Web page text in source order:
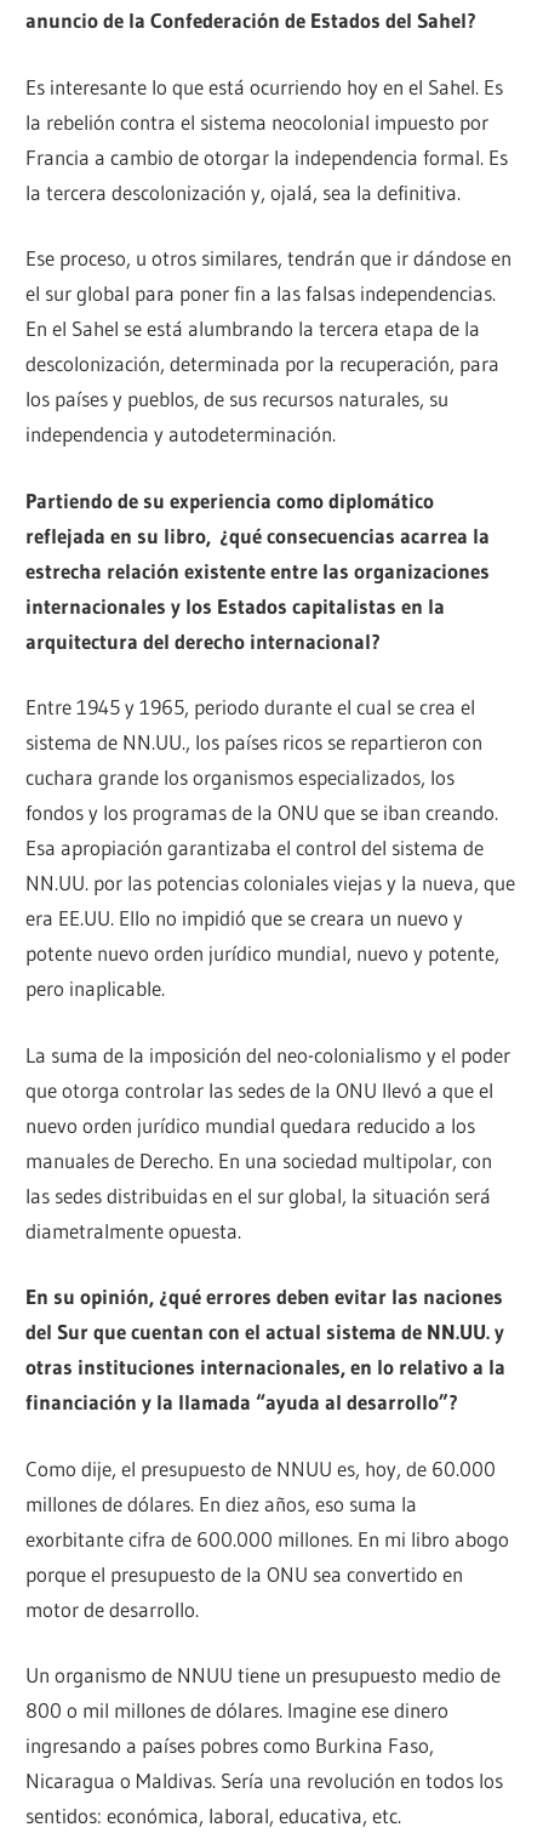
anuncio de la Confederación de Estados del Sahel?
Es interesante lo que está ocurriendo hoy en el Sahel. Es
la rebelión contra el sistema neocolonial impuesto por
Francia a cambio de otorgar la independencia formal. Es
la tercera descolonización y, ojalá, sea la definitiva.
Ese proceso, u otros similares, tendrán que ir dándose en
el sur global para poner fin a las falsas independencias.
En el Sahel se está alumbrando la tercera etapa de la
descolonización, determinada por la recuperación, para
los países y pueblos, de sus recursos naturales, su
independencia y autodeterminación.
Partiendo de su experiencia como diplomático
reflejada en su libro, ¿qué consecuencias acarrea la
estrecha relación existente entre las organizaciones
internacionales y los Estados capitalistas en la
arquitectura del derecho internacional?
Entre 1945 y 1965, periodo durante el cual se crea el
sistema de NN.UU., los países ricos se repartieron con
cuchara grande los organismos especializados, los
fondos y los programas de la ONU que se iban creando.
Esa apropiación garantizaba el control del sistema de
NN.UU. por las potencias coloniales viejas y la nueva, que
era EE.UU. Ello no impidió que se creara un nuevo y
potente nuevo orden jurídico mundial, nuevo y potente,
pero inaplicable.
La suma de la imposición del neo-colonialismo y el poder
que otorga controlar las sedes de la ONU llevó a que el
nuevo orden jurídico mundial quedara reducido a los
manuales de Derecho. En una sociedad multipolar, con
las sedes distribuidas en el sur global, la situación será
diametralmente opuesta.
En su opinión, ¿qué errores deben evitar las naciones
del Sur que cuentan con el actual sistema de NN.UU. y
otras instituciones internacionales, en lo relativo a la
financiación y la llamada “ayuda al desarrollo”?
Como dije, el presupuesto de NNUU es, hoy, de 60.000
millones de dólares. En diez años, eso suma la
exorbitante cifra de 600.000 millones. En mi libro abogo
porque el presupuesto de la ONU sea convertido en
motor de desarrollo.
Un organismo de NNUU tiene un presupuesto medio de
800 o mil millones de dólares. Imagine ese dinero
ingresando a países pobres como Burkina Faso,
Nicaragua o Maldivas. Sería una revolución en todos los
sentidos: económica, laboral, educativa, etc.